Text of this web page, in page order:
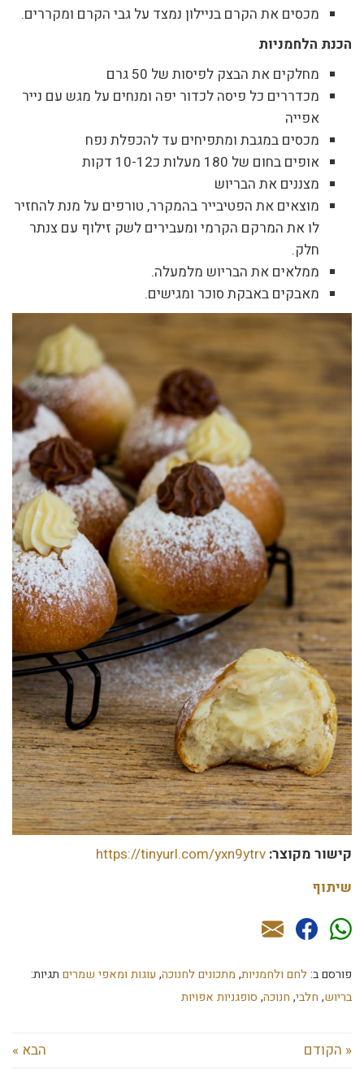
מכסים את הקרם בניילון נמצד על גבי הקרם ומקררים.
הכנת הלחמניות
מחלקים את הבצק לפיסות של 50 גרם
מכדררים כל פיסה לכדור יפה ומנחים על מגש עם נייר
אפייה
מכסים במגבת ומתפיחים עד להכפלת נפח
אופים בחום של 180 מעלות כ10-12 דקות
מצננים את הבריוש
מוצאים את הפטיבייר בהמקרר, טורפים על מנת להחזיר
לו את המרקם הקרמי ומעבירים לשק זילוף עם צנתר
חלק.
ממלאים את הבריוש מלמעלה.
מאבקים באבקת סוכר ומגישים.
קישור מקוצר: https://tinyurl.com/yxn9ytrv
שיתוף
פורסם ב:לחם ולחמניות, מתכונים לחנוכה, עוגות ומאפי שמרים תגיות:
בריוש, חלבי, חנוכה, סופגניות אפויות
« הקודם הבא »